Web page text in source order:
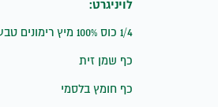
לויניגרט:
1/4 כוס 100% מיץ רימונים טבעי של פריגת
כף שמן זית
כף חומץ בלסמי